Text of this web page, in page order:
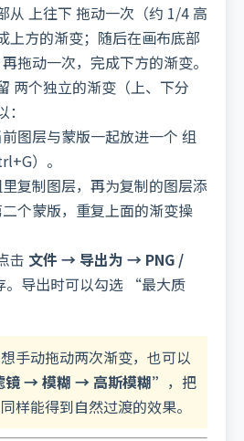
从 上往下 拖动一次（约 1/4 高
上方的渐变；随后在画布底部
拖动一次，完成下方的渐变。
两个独立的渐变（上、下分
图层与蒙版一起放进一个 组
）。
复制图层，再为复制的图层添
个蒙版，重复上面的渐变操
击 文件 → 导出为 → PNG /
。导出时可以勾选 “最大质
手动拖动两次渐变，也可以
镜 → 模糊 → 高斯模糊” ，把
样能得到自然过渡的效果。